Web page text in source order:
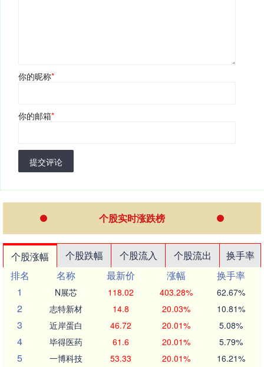
你的昵称*
你的邮箱*
提交评论
个股实时涨跌榜
个股涨幅 个股跌幅 个股流入 个股流出
换手率
排名
名称 最新价 涨幅
换手率
1
N展芯 118.02 403.28% 62.67%
2 志特新材 14.8 20.03% 10.81%
3 近岸蛋白 46.72 20.01% 5.08%
4 毕得医药 61.6 20.01% 5.79%
5 一博科技 53.33 20.01% 16.21%